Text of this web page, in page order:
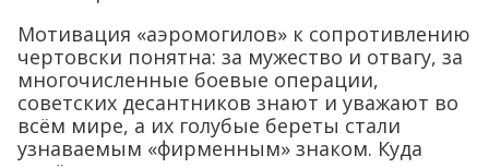
Мотивация «аэромогилов» к сопротивлению
чертовски понятна: за мужество и отвагу, за
многочисленные боевые операции,
советских десантников знают и уважают во
всём мире, а их голубые береты стали
узнаваемым «фирменным» знаком. Куда